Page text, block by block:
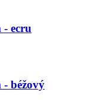
ecru
béžový